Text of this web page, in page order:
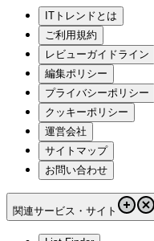
ITトレンドとは
ご利用規約
レビューガイドライン
編集ポリシー
プライバシーポリシー
クッキーポリシー
運営会社
サイトマップ
お問い合わせ
関連サービス・サイト